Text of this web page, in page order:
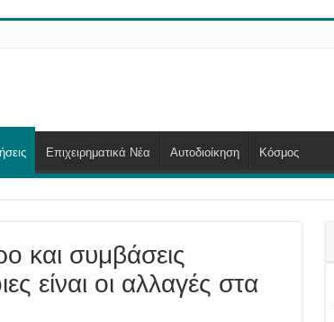
Επιχειρηματικά Νέα Αυτοδιοίκηση Κόσμος
και συμβάσεις
είναι οι αλλαγές στα